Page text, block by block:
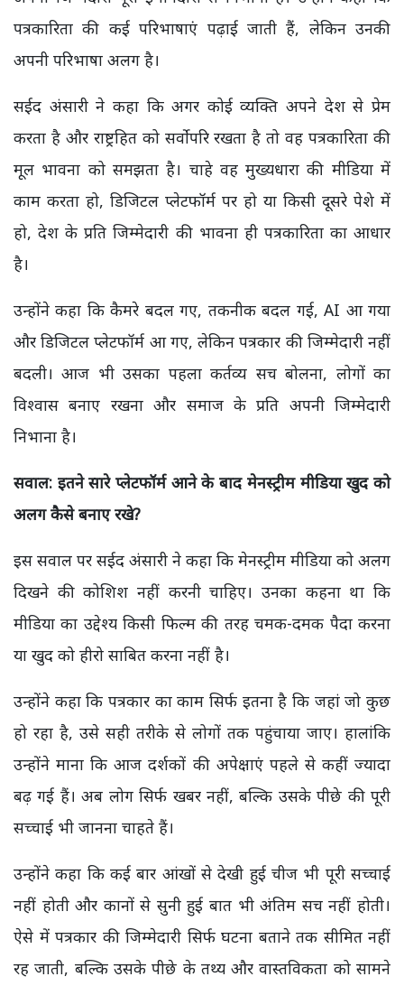
पत्रकारिता की कई परिभाषाएं पढ़ाई जाती हैं, लेकिन उनकी
अपनी परिभाषा अलग है।
सईद अंसारी ने कहा कि अगर कोई व्यक्ति अपने देश से प्रेम
करता है और राष्ट्रहित को सर्वोपरि रखता है तो वह पत्रकारिता की
मूल भावना को समझता है। चाहे वह मुख्यधारा की मीडिया में
काम करता हो, डिजिटल प्लेटफॉर्म पर हो या किसी दूसरे पेशे में
हो, देश के प्रति जिम्मेदारी की भावना ही पत्रकारिता का आधार
है।
उन्होंने कहा कि कैमरे बदल गए, तकनीक बदल गई, AI आ गया
और डिजिटल प्लेटफॉर्म आ गए, लेकिन पत्रकार की जिम्मेदारी नहीं
बदली। आज भी उसका पहला कर्तव्य सच बोलना, लोगों का
विश्वास बनाए रखना और समाज के प्रति अपनी जिम्मेदारी
निभाना है।
सवाल: इतने सारे प्लेटफॉर्म आने के बाद मेनस्ट्रीम मीडिया खुद को
अलग कैसे बनाए रखे?
इस सवाल पर सईद अंसारी ने कहा कि मेनस्ट्रीम मीडिया को अलग
दिखने की कोशिश नहीं करनी चाहिए। उनका कहना था कि
मीडिया का उद्देश्य किसी फिल्म की तरह चमक-दमक पैदा करना
या खुद को हीरो साबित करना नहीं है।
उन्होंने कहा कि पत्रकार का काम सिर्फ इतना है कि जहां जो कुछ
हो रहा है, उसे सही तरीके से लोगों तक पहुंचाया जाए। हालांकि
उन्होंने माना कि आज दर्शकों की अपेक्षाएं पहले से कहीं ज्यादा
बढ़ गई हैं। अब लोग सिर्फ खबर नहीं, बल्कि उसके पीछे की पूरी
सच्चाई भी जानना चाहते हैं।
उन्होंने कहा कि कई बार आंखों से देखी हुई चीज भी पूरी सच्चाई
नहीं होती और कानों से सुनी हुई बात भी अंतिम सच नहीं होती।
ऐसे में पत्रकार की जिम्मेदारी सिर्फ घटना बताने तक सीमित नहीं
रह जाती, बल्कि उसके पीछे के तथ्य और वास्तविकता को सामने